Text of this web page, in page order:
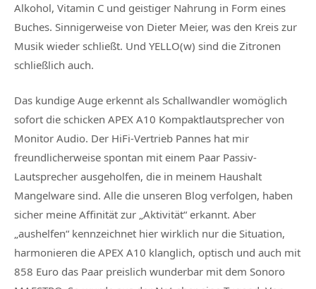
Alkohol, Vitamin C und geistiger Nahrung in Form eines
Buches. Sinnigerweise von Dieter Meier, was den Kreis zur
Musik wieder schließt. Und YELLO(w) sind die Zitronen
schließlich auch.
Das kundige Auge erkennt als Schallwandler womöglich
sofort die schicken APEX A10 Kompaktlautsprecher von
Monitor Audio. Der HiFi-Vertrieb Pannes hat mir
freundlicherweise spontan mit einem Paar Passiv-
Lautsprecher ausgeholfen, die in meinem Haushalt
Mangelware sind. Alle die unseren Blog verfolgen, haben
sicher meine Affinität zur „Aktivität“ erkannt. Aber
„aushelfen“ kennzeichnet hier wirklich nur die Situation,
harmonieren die APEX A10 klanglich, optisch und auch mit
858 Euro das Paar preislich wunderbar mit dem Sonoro